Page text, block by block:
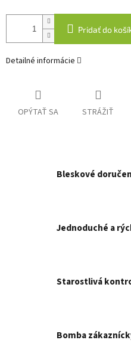
Pridať do
Detailné informácie
OPÝTAŤ SA STRÁŽIŤ
Bleskové
Jednoduché a
Starostlivá
Bomba